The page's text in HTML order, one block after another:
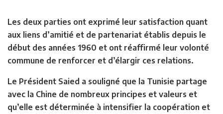
Les deux parties ont exprimé leur satisfaction quant
aux liens d’amitié et de partenariat établis depuis le
début des années 1960 et ont réaffirmé leur volonté
commune de renforcer et d’élargir ces relations.
Le Président Saied a souligné que la Tunisie partage
avec la Chine de nombreux principes et valeurs et
qu’elle est déterminée à intensifier la coopération et